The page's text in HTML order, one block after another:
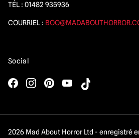
TÉL : 01482 935936
COURRIEL :
Social
2026 Mad About Horror Ltd - enregistré